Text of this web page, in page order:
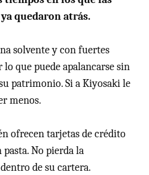
quedaron atrás.
solvente y con fuertes
que puede apalancarse sin
patrimonio. Si a Kiyosaki le
menos.
ofrecen tarjetas de crédito
No pierda la
de su cartera.